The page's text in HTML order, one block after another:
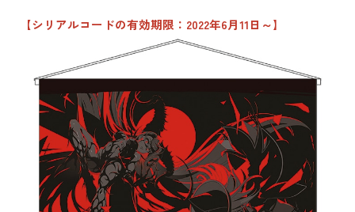
【シリアルコードの有効期限：2022年6月11日～】